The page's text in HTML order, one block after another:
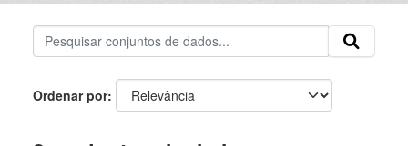
Ordenar por